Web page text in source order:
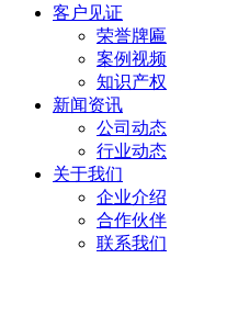
客户见证
荣誉牌匾
案例视频
知识产权
新闻资讯
公司动态
行业动态
关于我们
企业介绍
合作伙伴
联系我们